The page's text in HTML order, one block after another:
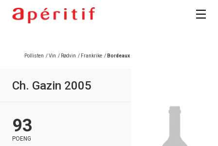
Pollisten /Vin / Rødvin / Frankrike / Bordeaux
Ch. Gazin 2005
93
POENG